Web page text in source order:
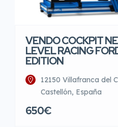
VENDO COCKPIT
LEVEL RACING
EDITION
12150 Villafranca del
Castellón, España
650€